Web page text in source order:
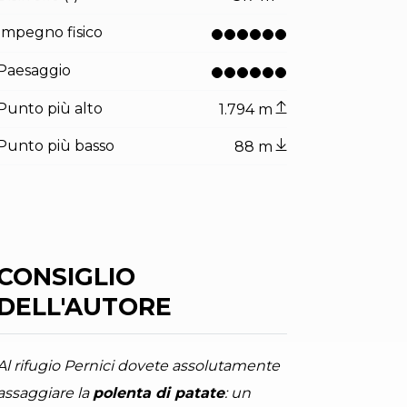
lungo il percorso tra Ledro e Garda
Impegno fisico
Paesaggio
Punto più alto 1.794 m
Punto più basso 88 m
rifugio Pernici dovete assolutamente
la polenta di patate: un